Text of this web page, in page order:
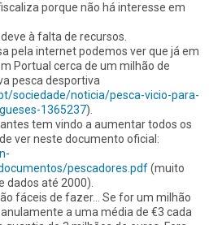
porque não há interesse em
à falta de recursos.
pela internet podemos ver que já em
Portual cerca de um milhão de
pesca desportiva
sociedade/noticia/pesca-vicio-para-
1365237).
tem vindo a aumentar todos os
ver neste documento oficial:
pescadores.pdf(muito
dados até 2000).
fáceis de fazer… Se for um milhão
a uma média de €3 cada